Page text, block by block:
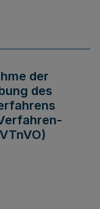
der
des